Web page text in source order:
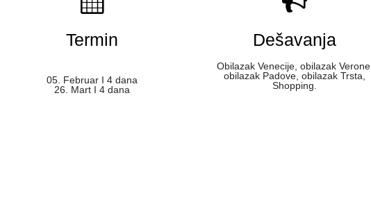
Termin
05. Februar I 4 dana
26. Mart I 4 dana
Dešavanja
Obilazak Venecije, obilazak Verone,
obilazak Padove, obilazak Trsta,
Shopping.